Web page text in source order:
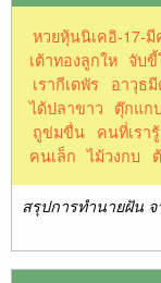
หวยหุ้นนิเคอิ-17-มี
เต้าทองลูกให จับ
เรากีเดพัร อาวุธ
ได้ปลาขาว ตุ๊กแก
ถูข่มขื่น คนที่เรา
คนเล็ก ไม้วงกบ
สรุปการทำนายฝัน